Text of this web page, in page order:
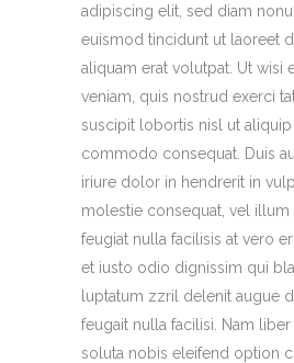
adipiscing elit, sed diam
euismod tincidunt ut laoreet
aliquam erat volutpat. Ut wisi
veniam, quis nostrud exerci
suscipit lobortis nisl ut aliquip
commodo consequat. Duis
iriure dolor in hendrerit in
molestie consequat, vel
feugiat nulla facilisis at vero
et iusto odio dignissim qui
luptatum zzril delenit augue
feugait nulla facilisi. Nam
soluta nobis eleifend option